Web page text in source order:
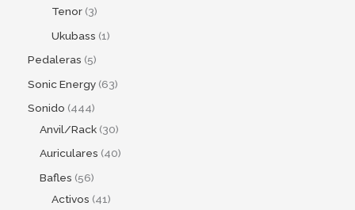
Tenor 3
Ukubass 1
Pedaleras 5
Sonic Energy 63
Sonido 444
Anvil/Rack 30
Auriculares 40
Bafles 56
Activos 41